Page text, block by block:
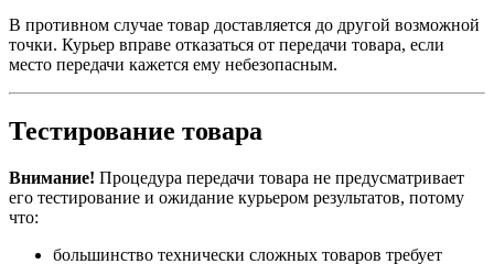
В противном случае товар доставляется до другой возможной
точки. Курьер вправе отказаться от передачи товара, если
место передачи кажется ему небезопасным.
Тестирование товара
Внимание! Процедура передачи товара не предусматривает
его тестирование и ожидание курьером результатов, потому
что:
большинство технически сложных товаров требует